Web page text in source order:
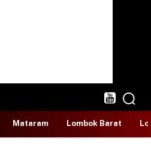
Mataram Lombok Barat